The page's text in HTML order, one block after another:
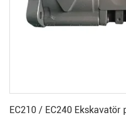
EC210 / EC240 Ekskavatör